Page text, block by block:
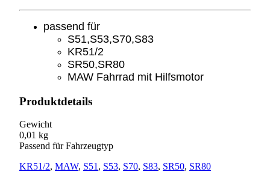
passend für
S51,S53,S70,S83
KR51/2
SR50,SR80
MAW Fahrrad mit Hilfsmotor
Produktdetails
Gewicht
0,01 kg
Passend für Fahrzeugtyp
KR51/2, MAW, S51 , S53, S70, S83, SR50, SR80